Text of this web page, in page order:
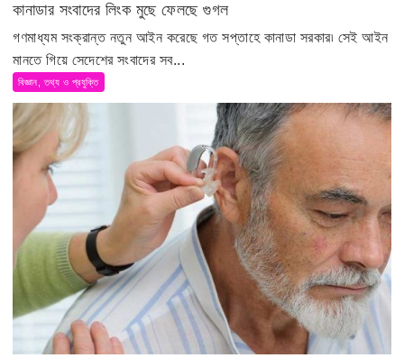
কানাডার সংবাদের লিংক মুছে ফেলছে গুগল
গণমাধ্যম সংক্রান্ত নতুন আইন করেছে গত সপ্তাহে কানাডা সরকার৷ সেই আইন
মানতে গিয়ে সেদেশের সংবাদের সব...
বিজ্ঞান, তথ্য ও প্রযুক্তি